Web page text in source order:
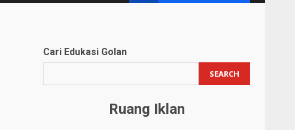
Cari Edukasi Golan
SEARCH
Ruang Iklan